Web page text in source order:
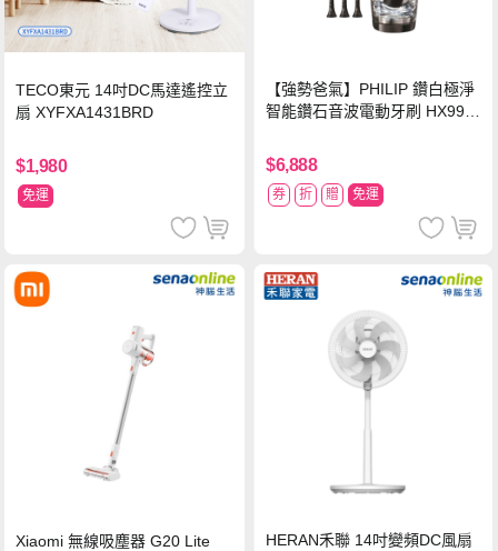
TECO東元 14吋DC馬達遙控立
扇 XYFXA1431BRD
$1,980
免運
【強勢爸氣】PHILIP 鑽白極淨
智能鑽石音波電動牙刷 HX992
$6,888
券 折 贈 免運
Xiaomi 無線吸塵器 G20 Lite
HERAN禾聯 14吋變頻DC風扇